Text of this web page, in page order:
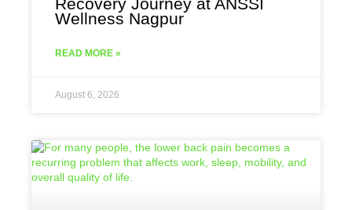
Wellness Nagpur
READ MORE »
August 6, 2026